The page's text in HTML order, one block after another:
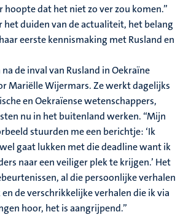
hoopte dat het niet zo ver zou komen.”
het duiden van de actualiteit, het belang
eerste kennismaking met Rusland en
de inval van Rusland in Oekraïne
Mariëlle Wijermars. Ze werkt dagelijks
en Oekraïense wetenschappers,
nu in het buitenland werken. “Mijn
stuurden me een berichtje: ‘Ik
gaat lukken met die deadline want ik
naar een veiliger plek te krijgen.’ Het
al die persoonlijke verhalen
de verschrikkelijke verhalen die ik via
hoor, het is aangrijpend.”